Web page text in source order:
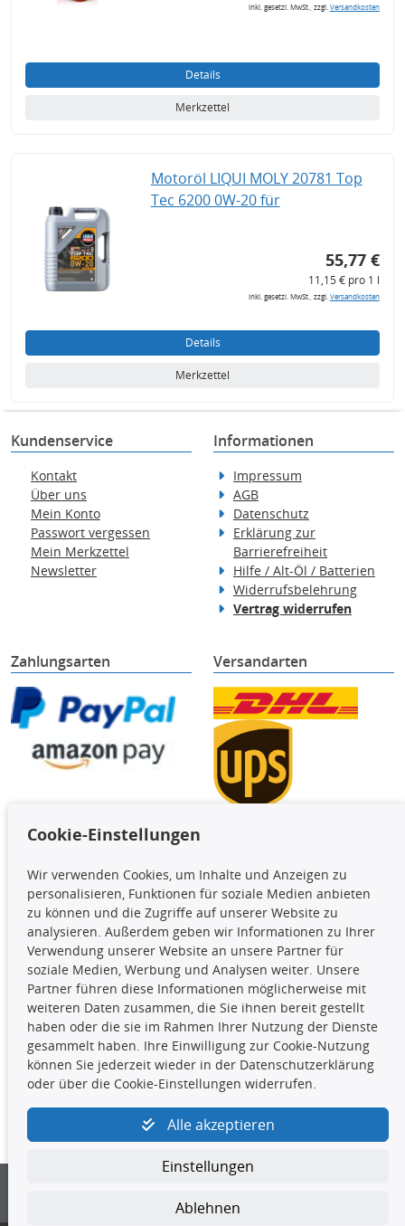
inkl. gesetzl. MwSt., zzgl.Versandkosten
Details
Merkzettel
Motoröl LIQUI MOLY 20781 Top
Tec 6200 0W-20 für
55,77 €
11,15 € pro 1 l
inkl. gesetzl. MwSt., zzgl.Versandkosten
Details
Merkzettel
Kundenservice
Kontakt
Über uns
Mein Konto
Passwort vergessen
Mein Merkzettel
Newsletter
Informationen
Impressum
AGB
Datenschutz
Erklärung zur
Barrierefreiheit
Hilfe / Alt-Öl / Batterien
Widerrufsbelehrung
Vertrag widerrufen
Zahlungsarten Versandarten
Die hier angezeigten Daten,
insbesondere die gesamte Datenbank,
dürfen nicht kopiert werden. Es ist zu
unterlassen, die Daten oder die gesamte Datenbank ohne
vorherige Zustimmung TecDocs zu vervielfältigen, zu
verbreiten und/oder diese Handlungen durch Dritte ausführen
zu lassen. Ein Zuwiderhandeln stellt eine
Urheberrechtsverletzung dar und wird verfolgt.
Kontakt
kundenservice@4yourcar.de
Cookie-Einstellungen
Wir verwenden Cookies, um Inhalte und Anzeigen zu
personalisieren, Funktionen für soziale Medien anbieten
zu können und die Zugriffe auf unserer Website zu
analysieren. Außerdem geben wir Informationen zu Ihrer
Verwendung unserer Website an unsere Partner für
soziale Medien, Werbung und Analysen weiter. Unsere
Partner führen diese Informationen möglicherweise mit
weiteren Daten zusammen, die Sie ihnen bereit gestellt
haben oder die sie im Rahmen Ihrer Nutzung der Dienste
gesammelt haben. Ihre Einwilligung zur Cookie-Nutzung
können Sie jederzeit wieder in der Datenschutzerklärung
oder über die Cookie-Einstellungen widerrufen.
Alle akzeptieren
Einstellungen
Ablehnen